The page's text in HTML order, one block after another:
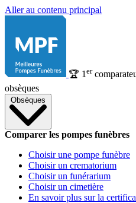
Aller au contenu principal
🏆 1 er
obsèques
Obsèques
Comparer les pompes funèbres
Choisir une pompe funèbre
Choisir un crematorium
Choisir un funérarium
Choisir un cimetière
En savoir plus sur la